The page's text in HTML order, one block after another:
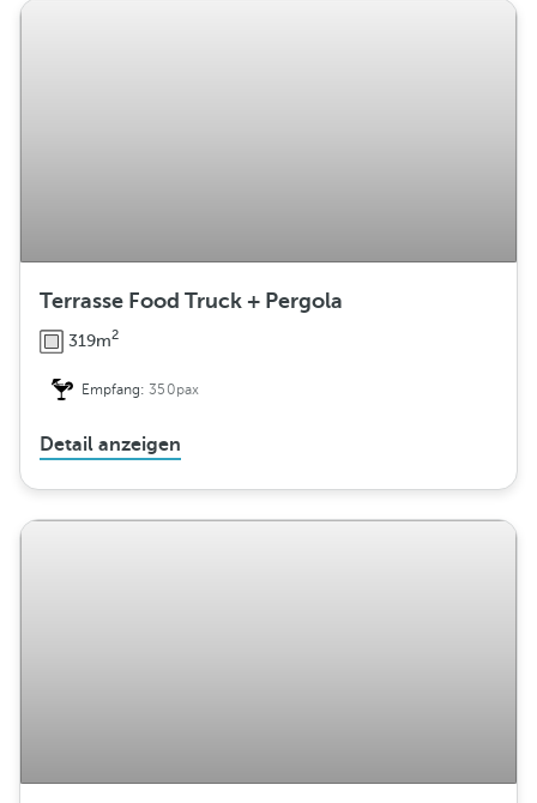
Terrasse Food Truck + Pergola
319m2
Empfang:350pax
Detail anzeigen